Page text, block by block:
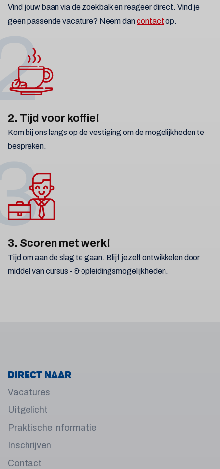
Vind jouw baan via de zoekbalk en reageer direct. Vind je
geen passende vacature? Neem dancontact op.
2. Tijd voor koffie!
Kom bij ons langs op de vestiging om de mogelijkheden te
bespreken.
3. Scoren met werk!
Tijd om aan de slag te gaan. Blijf jezelf ontwikkelen door
middel van cursus - & opleidingsmogelijkheden.
Direct naar
Vacatures
Uitgelicht
Praktische informatie
Inschrijven
Contact